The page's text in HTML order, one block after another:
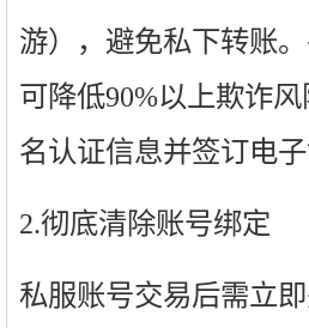
游），避免私下转账
可降低90%以上欺诈
名认证信息并签订电子
2.彻底清除账号绑定
私服账号交易后需立即